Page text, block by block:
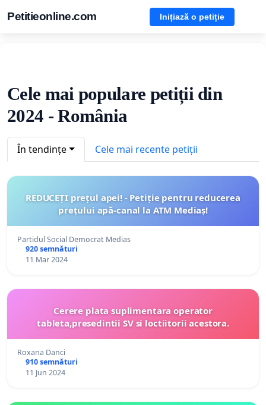
Petitieonline.com Inițiază o petiție
Cele mai populare petiții din
2024 - România
În tendințe Cele mai recente petiții
REDUCEȚI prețul apei! - Petiție pentru reducerea
prețului apă-canal la ATM Mediaș!
Partidul Social Democrat Medias
920 semnături
11 Mar 2024
Cerere plata suplimentara operator
tableta,presedintii SV si loctiitorii acestora.
Roxana Danci
910 semnături
11 Jun 2024